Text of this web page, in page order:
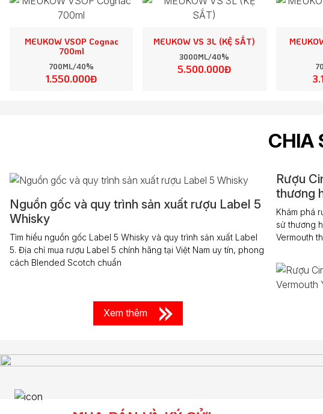
MEUKOW VSOP Cognac
700ml
700ML/40%
1.550.000Đ
MEUKOW VS 3L (KỆ SẮT)
3000ML/40%
5.500.000Đ
CHIA
Nguồn gốc và quy trình sản xuất rượu Label 5
Whisky
Tìm hiểu nguồn gốc Label 5 Whisky và quy trình sản xuất Label
5. Địa chỉ mua rượu Label 5 chính hãng tại Việt Nam uy tín, phong
cách Blended Scotch chuẩn
Xem thêm
Rượu
thương
Khám phá
sử thương
Vermouth